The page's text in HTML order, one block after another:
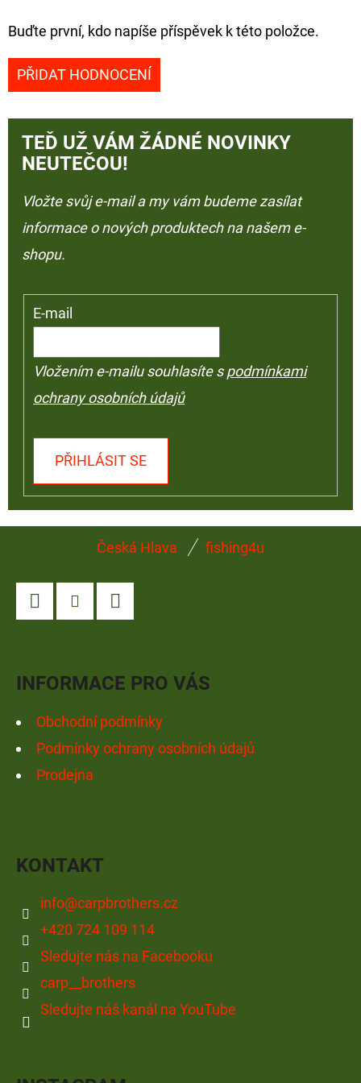
Buďte první, kdo napíše příspěvek k této položce.
PŘIDAT HODNOCENÍ
TEĎ UŽ VÁM ŽÁDNÉ NOVINKY
NEUTEČOU!
Vložte svůj e-mail a my vám budeme zasílat
informace o nových produktech na našem e-
shopu.
E-mail
Vložením e-mailu souhlasíte spodmínkami
ochrany osobních údajů
PŘIHLÁSIT SE
Česká Hlava fishing4u
INFORMACE PRO VÁS
Obchodní podmínky
Podmínky ochrany osobních údajů
Prodejna
KONTAKT
info@carpbrothers.cz
+420 724 109 114
Sledujte nás na Facebooku
carp__brothers
Sledujte náš kanál na YouTube